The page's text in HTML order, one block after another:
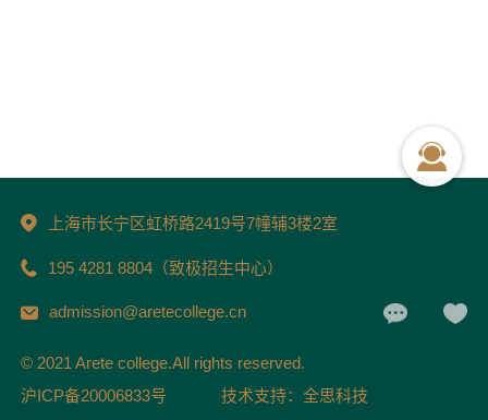
上海市长宁区虹桥路2419号7幢辅3楼2室
195 4281 8804（致极招生中心）
admission@aretecollege.cn
© 2021 Arete college.All rights reserved.
沪ICP备20006833号
技术支持：全思科技